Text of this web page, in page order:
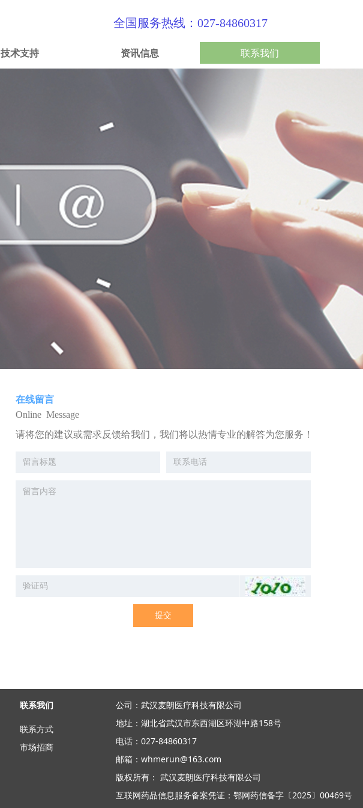
技术支持 资讯信息 联系我们
全国服务热线：027-84860317
在线留言
Online Message
请将您的建议或需求反馈给我们，我们将以热情专业的解答为您服务！
提交
互联网药品信息服务备案凭证：鄂网药信备字〔2025〕00469号
联系我们
版权所有： 武汉麦朗医疗科技有限公司
邮箱：whmerun@163.com
电话：027-84860317
地址：湖北省武汉市东西湖区环湖中路158号
公司：武汉麦朗医疗科技有限公司
联系方式
市场招商